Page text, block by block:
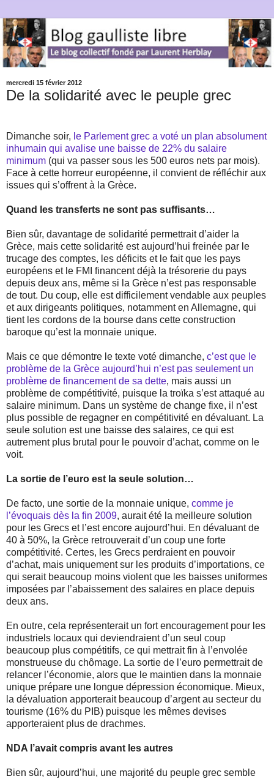
mercredi 15 février 2012
De la solidarité avec le peuple grec
Dimanche soir, le Parlement grec a voté un plan absolument
inhumain qui avalise une baisse de 22% du salaire
minimum (qui va passer sous les 500 euros nets par mois).
Face à cette horreur européenne, il convient de réfléchir aux
issues qui s’offrent à la Grèce.
Quand les transferts ne sont pas suffisants…
Bien sûr, davantage de solidarité permettrait d’aider la
Grèce, mais cette solidarité est aujourd’hui freinée par le
trucage des comptes, les déficits et le fait que les pays
européens et le FMI financent déjà la trésorerie du pays
depuis deux ans, même si la Grèce n’est pas responsable
de tout. Du coup, elle est difficilement vendable aux peuples
et aux dirigeants politiques, notamment en Allemagne, qui
tient les cordons de la bourse dans cette construction
baroque qu’est la monnaie unique.
Mais ce que démontre le texte voté dimanche, c’est que le
problème de la Grèce aujourd’hui n’est pas seulement un
problème de financement de sa dette, mais aussi un
problème de compétitivité, puisque la troïka s’est attaqué au
salaire minimum. Dans un système de change fixe, il n’est
plus possible de regagner en compétitivité en dévaluant. La
seule solution est une baisse des salaires, ce qui est
autrement plus brutal pour le pouvoir d’achat, comme on le
voit.
La sortie de l’euro est la seule solution…
De facto, une sortie de la monnaie unique, comme je
l’évoquais dès la fin 2009, aurait été la meilleure solution
pour les Grecs et l’est encore aujourd’hui. En dévaluant de
40 à 50%, la Grèce retrouverait d’un coup une forte
compétitivité. Certes, les Grecs perdraient en pouvoir
d’achat, mais uniquement sur les produits d’importations, ce
qui serait beaucoup moins violent que les baisses uniformes
imposées par l’abaissement des salaires en place depuis
deux ans.
En outre, cela représenterait un fort encouragement pour les
industriels locaux qui deviendraient d’un seul coup
beaucoup plus compétitifs, ce qui mettrait fin à l’envolée
monstrueuse du chômage. La sortie de l’euro permettrait de
relancer l’économie, alors que le maintien dans la monnaie
unique prépare une longue dépression économique. Mieux,
la dévaluation apporterait beaucoup d’argent au secteur du
tourisme (16% du PIB) puisque les mêmes devises
apporteraient plus de drachmes.
NDA l’avait compris avant les autres
Bien sûr, aujourd’hui, une majorité du peuple grec semble